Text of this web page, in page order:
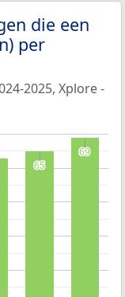
die een
per
2025, Xplore -
65
65
69
69